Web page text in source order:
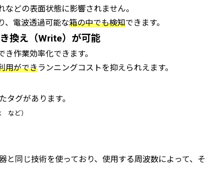
などの表面状態に影響されません。
、電波透過可能な箱の中でも検知できます。
換え（Write）が可能
作業効率化できます。
用ができランニングコストを抑えられえます。
タグがあります。
など）
と同じ技術を使っており、使用する周波数によって、